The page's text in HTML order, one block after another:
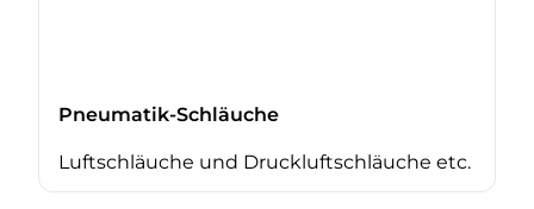
Pneumatik-Schläuche
Luftschläuche und Druckluftschläuche etc.